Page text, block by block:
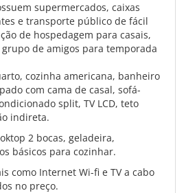
supermercados, caixas
e transporte público de fácil
de hospedagem para casais,
de amigos para temporada
cozinha americana, banheiro
com cama de casal, sofá-
split, TV LCD, teto
indireta.
2 bocas, geladeira,
básicos para cozinhar.
como Internet Wi-fi e TV a cabo
no preço.